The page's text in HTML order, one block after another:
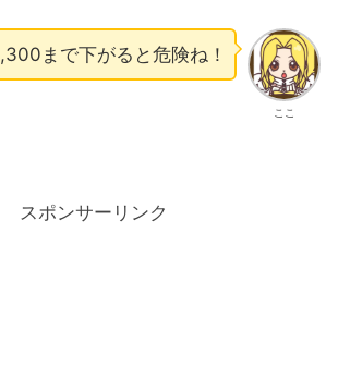
ここ
まで下がると危険ね！
スポンサーリンク